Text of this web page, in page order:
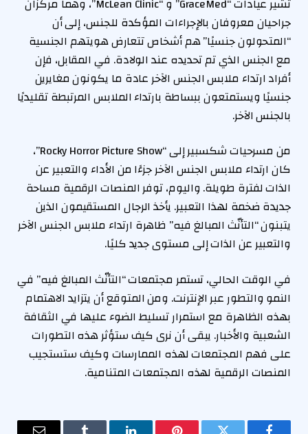
جراحيان معروفان بالإجراءات المؤكدة للجنس، إلى أن
“المتحولون جنسيًا” هم أشخاص تتعارض هويتهم الجنسية
مع الجنس الذي تم تحديده عند الولادة. في المقابل، فإن
أفراد ارتداء ملابس الجنس الآخر عادة ما يكونون مغايرين
جنسيًا ويستمتعون ببساطة بارتداء الملابس المرتبطة تقليديًا
بالجنس الآخر.
من مسرحيات شكسبير إلى “Rocky Horror Picture Show”،
كان ارتداء ملابس الجنس الآخر جزءًا من الأداء والتعبير عن
الذات لفترة طويلة. واليوم، توفر المنصات الرقمية مساحة
جديدة ضخمة لهذا التعبير. يأخذ الرجال المستقيمون الذين
يتبنون “التأنّث المبالغ فيه” ظاهرة ارتداء ملابس الجنس الآخر
والتعبير عن الذات إلى مستوى جديد كليًا.
في الوقت الحالي، تستمر مجتمعات “التأنّث المبالغ فيه” في
النمو والتطور عبر الإنترنت. ومن المتوقع أن يتزايد الاهتمام
بهذه الظاهرة مع استمرار تسليط الضوء عليها في الثقافة
الشعبية والأخبار. يبقى أن نرى كيف ستؤثر هذه التطورات
على فهم المجتمعات لهذه الممارسات وكيف ستستجيب
المنصات الرقمية لهذه المجتمعات المتنامية.